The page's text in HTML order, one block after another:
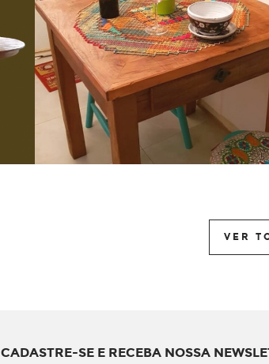
VER
CADASTRE-SE E RECEBA NOSSA